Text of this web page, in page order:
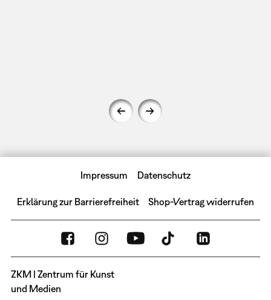
Impressum Datenschutz
Erklärung zur Barrierefreiheit Shop-Vertrag widerrufen
ZKM | Zentrum für Kunst
und Medien